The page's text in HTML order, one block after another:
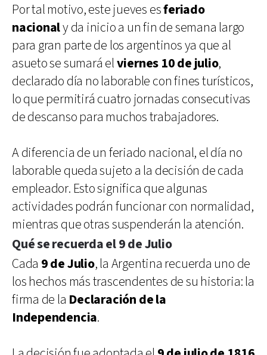
Por tal motivo, este jueves esferiado
nacionaly da inicio a un fin de semana largo
para gran parte de los argentinos ya que al
asueto se sumará elviernes 10 de julio,
declarado día no laborable con fines turísticos,
lo que permitirá cuatro jornadas consecutivas
de descanso para muchos trabajadores.
A diferencia de un feriado nacional, el día no
laborable queda sujeto a la decisión de cada
empleador. Esto significa que algunas
actividades podrán funcionar con normalidad,
mientras que otras suspenderán la atención.
Qué se recuerda el 9 de Julio
Cada 9 de Julio, la Argentina recuerda uno de
los hechos más trascendentes de su historia: la
firma de la Declaración de la
Independencia.